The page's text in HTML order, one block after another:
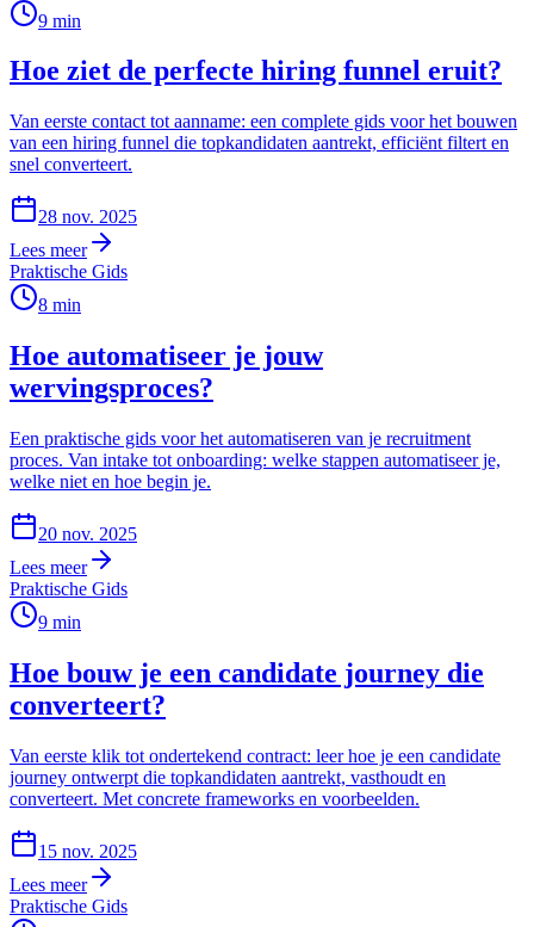
9 min
Hoe ziet de perfecte hiring funnel eruit?
Van eerste contact tot aanname: een complete gids voor het bouwen
van een hiring funnel die topkandidaten aantrekt, efficiënt filtert en
snel converteert.
28 nov. 2025
Lees meer
Praktische Gids
8 min
Hoe automatiseer je jouw
wervingsproces?
Een praktische gids voor het automatiseren van je recruitment
proces. Van intake tot onboarding: welke stappen automatiseer je,
welke niet en hoe begin je.
20 nov. 2025
Lees meer
Praktische Gids
9 min
Hoe bouw je een candidate journey die
converteert?
Van eerste klik tot ondertekend contract: leer hoe je een candidate
journey ontwerpt die topkandidaten aantrekt, vasthoudt en
converteert. Met concrete frameworks en voorbeelden.
15 nov. 2025
Lees meer
Praktische Gids